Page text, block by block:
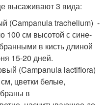
высаживают 3 вида:
(Campanula trachelium) -
100 см высотой с сине-
в кисть длиной
15-20 дней.
(Campanula lactiflora)
цветки белые,
в